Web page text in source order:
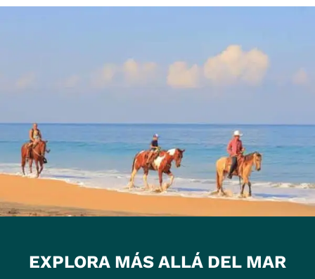
EXPLORA MÁS ALLÁ DEL MAR